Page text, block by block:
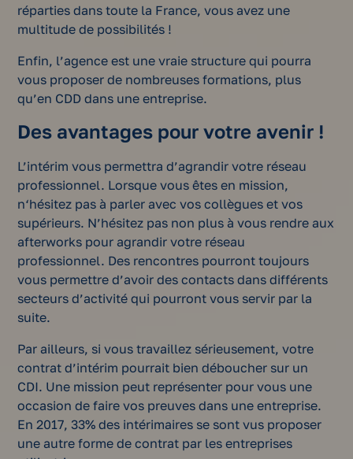
réparties dans toute la France, vous avez une
multitude de possibilités !
Enfin, l’agence est une vraie structure qui pourra
vous proposer de nombreuses formations, plus
qu’en CDD dans une entreprise.
Des avantages pour votre avenir !
L’intérim vous permettra d’agrandir votre réseau
professionnel. Lorsque vous êtes en mission,
n‘hésitez pas à parler avec vos collègues et vos
supérieurs. N’hésitez pas non plus à vous rendre aux
afterworks pour agrandir votre réseau
professionnel. Des rencontres pourront toujours
vous permettre d’avoir des contacts dans différents
secteurs d’activité qui pourront vous servir par la
suite.
Par ailleurs, si vous travaillez sérieusement, votre
contrat d’intérim pourrait bien déboucher sur un
CDI. Une mission peut représenter pour vous une
occasion de faire vos preuves dans une entreprise.
En 2017, 33% des intérimaires se sont vus proposer
une autre forme de contrat par les entreprises